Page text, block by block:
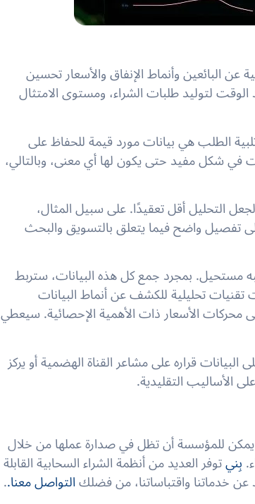
عن البائعين وأنماط الإنفاق والأسعار تحسين
لتوليد طلبات الشراء، ومستوى الامتثال
الطلب هي بيانات مورد قيمة للحفاظ على
شكل مفيد حتى يكون لها أي معنى، وبالتالي،
التحليل أقل تعقيدًا. على سبيل المثال،
تفصيل واضح فيما يتعلق بالتسويق والبحث
مستحيل. بمجرد جمع كل هذه البيانات، ستربط
تقنيات تحليلية للكشف عن أنماط البيانات
محركات الأسعار ذات الأهمية الإحصائية. سيعطي
قراره على مشاعر القناة الهضمية أو يركز
الأساليب التقليدية.
يمكن للمؤسسة أن تظل في صدارة عملها من خلال
بِنيتوفر العديد من أنظمة الشراء السحابية القابلة
خدماتنا واقتباساتنا، من فضلكالتواصل معنا..